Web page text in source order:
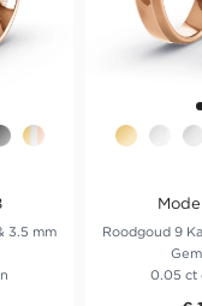
3.5 mm
Roodgoud 9
0.05 ct